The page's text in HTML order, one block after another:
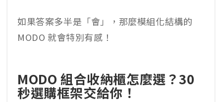
如果答案多半是「會」，那麼模組化結構的
MODO 就會特別有感！
MODO 組合收納櫃怎麼選？30
秒選購框架交給你！